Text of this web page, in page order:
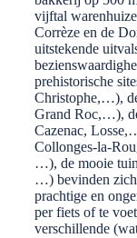
vijftal
Corrèze en de
uitstekende
prehistorische
Christophe,…),
Grand Roc,…),
Cazenac,
Collonges-la-
…), de mooie
…) bevinden zich
prachtige en
per fiets of te
verschillende